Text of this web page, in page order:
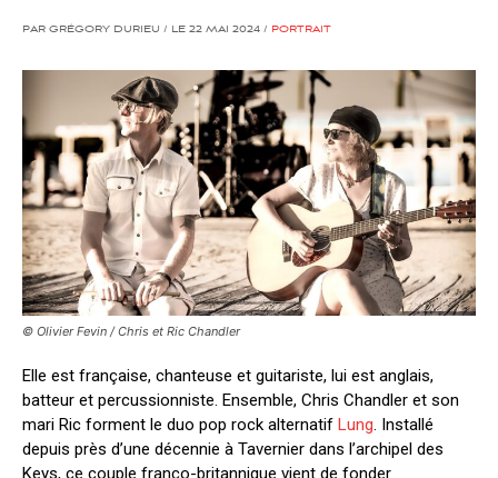
PAR GRÉGORY DURIEU / LE 22 MAI 2024 / PORTRAIT
© Olivier Fevin / Chris et Ric Chandler
Elle est française, chanteuse et guitariste, lui est anglais,
batteur et percussionniste. Ensemble, Chris Chandler et son
mari Ric forment le duo pop rock alternatif Lung. Installé
depuis près d’une décennie à Tavernier dans l’archipel des
Keys, ce couple franco-britannique vient de fonder